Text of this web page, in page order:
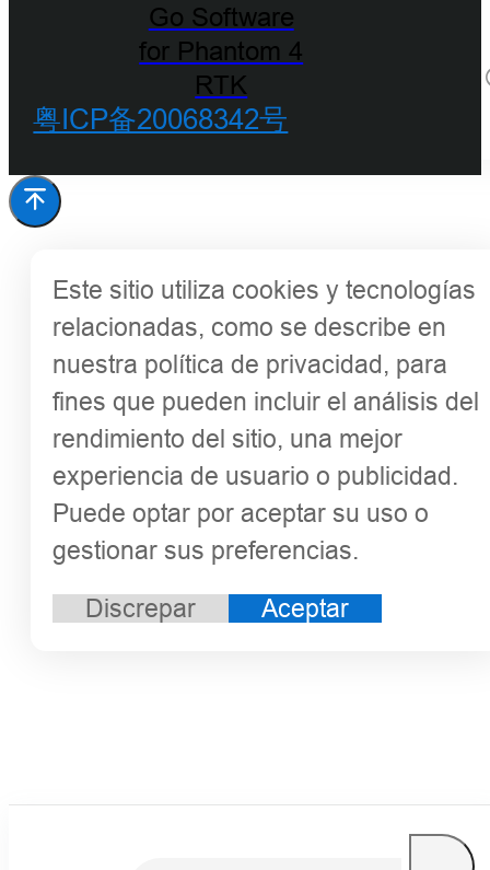
Go Software
for Phantom 4
RTK
粤ICP备20068342号
Este sitio utiliza cookies y tecnologías
relacionadas, como se describe en
nuestra política de privacidad, para
fines que pueden incluir el análisis del
rendimiento del sitio, una mejor
experiencia de usuario o publicidad.
Puede optar por aceptar su uso o
gestionar sus preferencias.
Discrepar Aceptar